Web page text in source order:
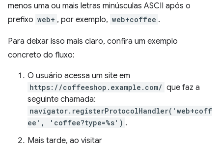
menos uma ou mais letras minúsculas ASCII após o
prefixo web+ , por exemplo, web+coffee .
Para deixar isso mais claro, confira um exemplo
concreto do fluxo:
O usuário acessa um site em
https://coffeeshop.example.com/ que faz a
seguinte chamada:
navigator.registerProtocolHandler('web+coff
ee', 'coffee?type=%s') .
Mais tarde, ao visitar